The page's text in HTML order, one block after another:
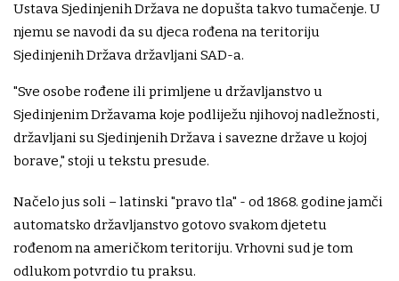
Ustava Sjedinjenih Država ne dopušta takvo tumačenje. U
njemu se navodi da su djeca rođena na teritoriju
Sjedinjenih Država državljani SAD-a.
"Sve osobe rođene ili primljene u državljanstvo u
Sjedinjenim Državama koje podliježu njihovoj nadležnosti,
državljani su Sjedinjenih Država i savezne države u kojoj
borave," stoji u tekstu presude.
Načelo jus soli – latinski "pravo tla" - od 1868. godine jamči
automatsko državljanstvo gotovo svakom djetetu
rođenom na američkom teritoriju. Vrhovni sud je tom
odlukom potvrdio tu praksu.